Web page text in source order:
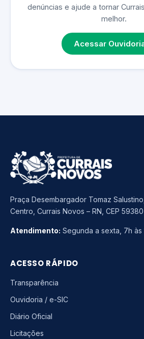
denúncias e ajude a tornar
melhor.
Acessar
Praça Desembargador Tomaz
Centro, Currais Novos – RN, CEP
Atendimento: Segunda a sexta, 7h às
ACESSO RÁPIDO
Transparência
Ouvidoria / e-SIC
Diário Oficial
Licitações